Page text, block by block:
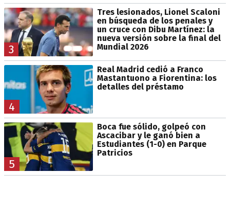
3
Tres lesionados, Lionel Scaloni
en búsqueda de los penales y
un cruce con Dibu Martínez: la
nueva versión sobre la final del
Mundial 2026
4
Real Madrid cedió a Franco
Mastantuono a Fiorentina: los
detalles del préstamo
5
Boca fue sólido, golpeó con
Ascacibar y le ganó bien a
Estudiantes (1-0) en Parque
Patricios